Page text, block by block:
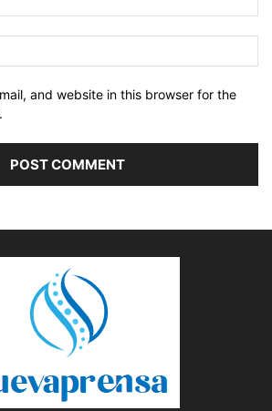
and website in this browser for the